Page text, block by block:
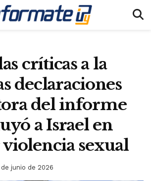
críticas a la
declaraciones
del informe
a Israel en
sexual
de junio de 2026